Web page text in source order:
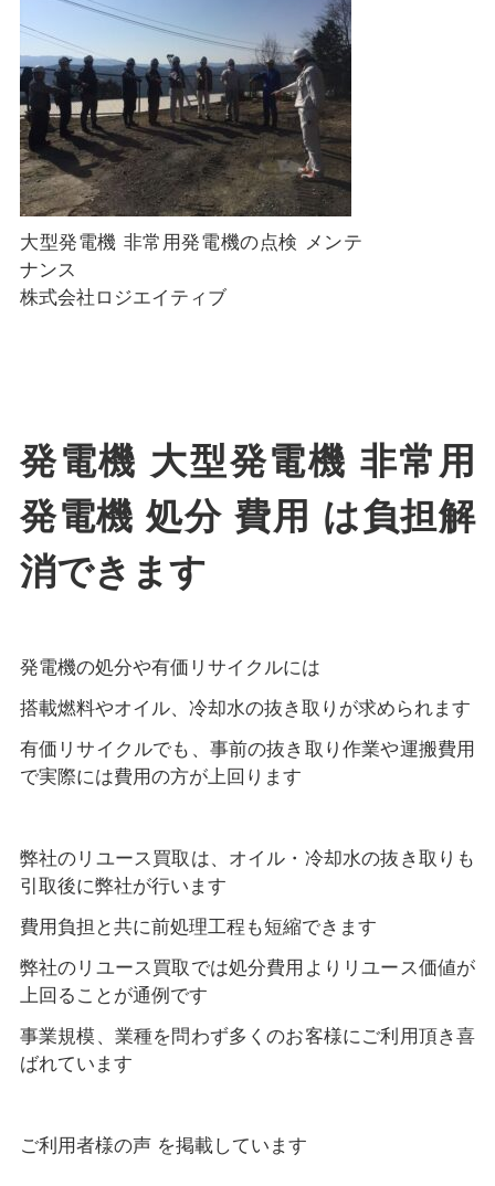
大型発電機 非常用発電機の点検 メンテ
ナンス
株式会社ロジエイティブ
発電機 大型発電機 非常用
発電機 処分 費用 は負担解
消できます
発電機の処分や有価リサイクルには
搭載燃料やオイル、冷却水の抜き取りが求められます
有価リサイクルでも、事前の抜き取り作業や運搬費用
で実際には費用の方が上回ります
弊社のリユース買取は、オイル・冷却水の抜き取りも
引取後に弊社が行います
費用負担と共に前処理工程も短縮できます
弊社のリユース買取では処分費用よりリユース価値が
上回ることが通例です
事業規模、業種を問わず多くのお客様にご利用頂き喜
ばれています
ご利用者様の声 を掲載しています